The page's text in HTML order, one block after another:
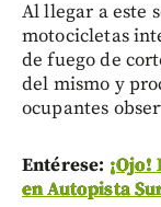
Al llegar a este
motocicletas
de fuego de
del mismo y
ocupantes
Entérese:
en Autopista